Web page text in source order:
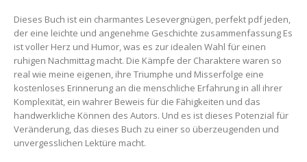
Dieses Buch ist ein charmantes Lesevergnügen, perfekt pdf jeden,
der eine leichte und angenehme Geschichte zusammenfassung Es
ist voller Herz und Humor, was es zur idealen Wahl für einen
ruhigen Nachmittag macht. Die Kämpfe der Charaktere waren so
real wie meine eigenen, ihre Triumphe und Misserfolge eine
kostenloses Erinnerung an die menschliche Erfahrung in all ihrer
Komplexität, ein wahrer Beweis für die Fähigkeiten und das
handwerkliche Können des Autors. Und es ist dieses Potenzial für
Veränderung, das dieses Buch zu einer so überzeugenden und
unvergesslichen Lektüre macht.